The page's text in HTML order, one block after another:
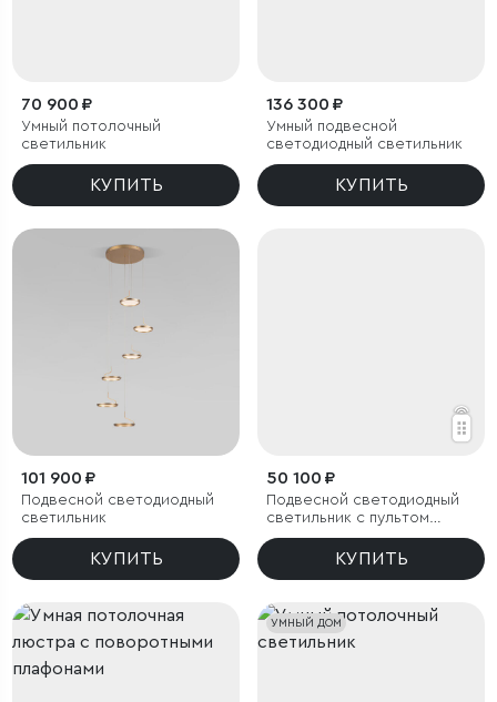
70 900 ₽
Умный потолочный
светильник
КУПИТЬ
136 300 ₽
Умный подвесной
светодиодный светильник
КУПИТЬ
101 900 ₽
Подвесной светодиодный
светильник
КУПИТЬ
50 100 ₽
Подвесной светодиодный
светильник с пультом
управления
КУПИТЬ
УМНЫЙ ДОМ